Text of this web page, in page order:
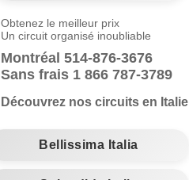
Obtenez le meilleur prix
Un circuit organisé inoubliable
Montréal 514-876-3676
Sans frais 1 866 787-3789
Découvrez nos circuits en Italie
Bellissima Italia